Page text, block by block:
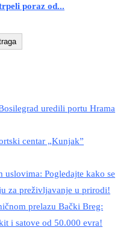
poraz od...
uredili portu Hrama
centar „Kunjak”
Pogledajte kako se
za preživljavanje u prirodi!
prelazu Bački Breg:
i satove od 50.000 evra!